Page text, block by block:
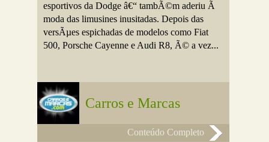
esportivos da Dodge â€“ tambÃ©m aderiu Ã
moda das limusines inusitadas. Depois das
versÃµes espichadas de modelos como Fiat
500, Porsche Cayenne e Audi R8, Ã© a vez...
Carros e Marcas
Conteúdo Completo